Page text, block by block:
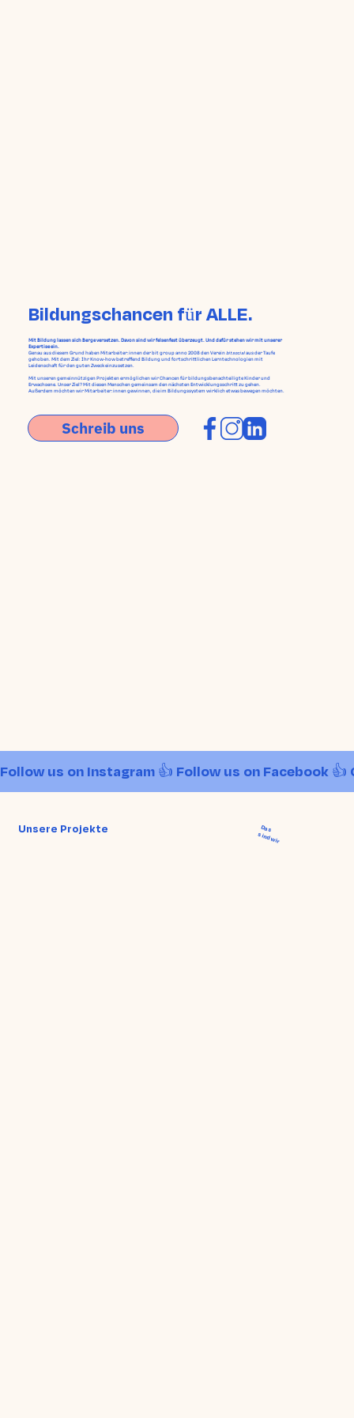
Bildungschancen für ALLE.
Mit Bildung lassen sich Berge versetzen. Davon sind wir felsenfest überzeugt. Und dafür stehen wir mit unserer
Expertise ein.
Genau aus diesem Grund haben Mitarbeiter:innen der bit group anno 2008 den Vereinbit socialaus der Taufe
gehoben. Mit dem Ziel: Ihr Know-how betreffend Bildung und fortschrittlichen Lerntechnologien mit
Leidenschaft für den guten Zweck einzusetzen.
Mit unseren gemeinnützigen Projekten ermöglichen wir Chancen für bildungsbenachteiligte Kinder und
Erwachsene. Unser Ziel? Mit diesen Menschen gemeinsam den nächsten Entwicklungsschritt zu gehen.
Außerdem möchten wir Mitarbeiter:innen gewinnen, die im Bildungssystem wirklich etwas bewegen möchten.
Schreib uns
Follow us on Instagram 👍 Follow us on Facebook
Unsere Projekte Das
sind wir